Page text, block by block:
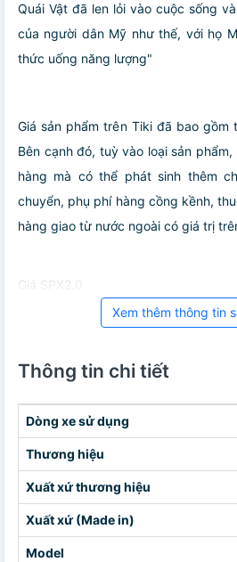
Quái Vật đã len lỏi vào cuộc sống
của người dân Mỹ như thế, với họ
thức uống năng lượng"
Giá sản phẩm trên Tiki đã bao gồm
Bên cạnh đó, tuỳ vào loại sản
hàng mà có thể phát sinh thêm
chuyển, phụ phí hàng cồng kềnh,
hàng giao từ nước ngoài có giá trị
Giá SPX2.0
Xem thêm thông tin
Thông tin chi tiết
Dòng xe sử dụng
Thương hiệu
Xuất xứ thương hiệu
Xuất xứ (Made in)
Model